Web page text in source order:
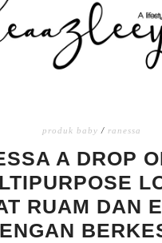
produk baby / ranessa
A DROP
RUAM DAN